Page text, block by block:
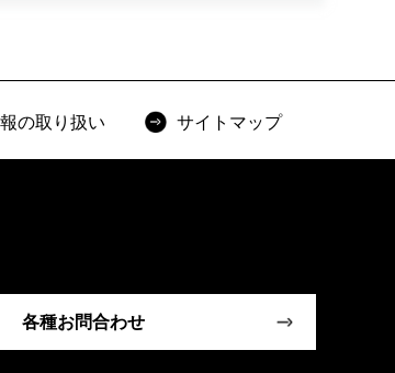
の取り扱い サイトマップ
各種お問合わせ